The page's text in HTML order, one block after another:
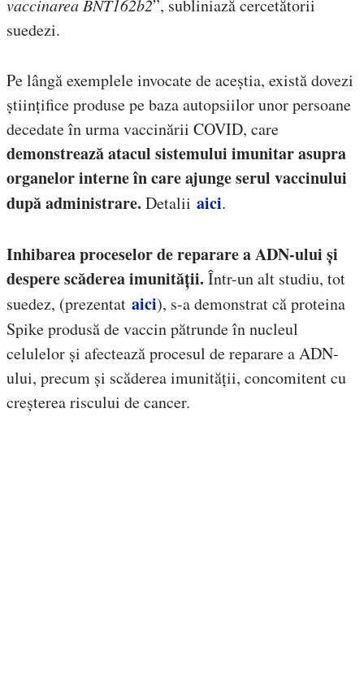
vaccinarea BNT162b2”, subliniază cercetătorii
suedezi.
Pe lângă exemplele invocate de aceștia, există dovezi
științifice produse pe baza autopsiilor unor persoane
decedate în urma vaccinării COVID, care
demonstrează atacul sistemului imunitar asupra
organelor interne în care ajunge serul vaccinului
după administrare. Detalii aici.
Inhibarea proceselor de reparare a ADN-ului și
despere scăderea imunității. Într-un alt studiu, tot
suedez, (prezentat aici), s-a demonstrat că proteina
Spike produsă de vaccin pătrunde în nucleul
celulelor și afectează procesul de reparare a ADN-
ului, precum și scăderea imunității, concomitent cu
creșterea riscului de cancer.